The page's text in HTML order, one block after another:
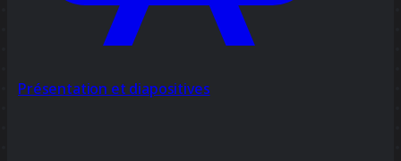
Présentation et diapositives